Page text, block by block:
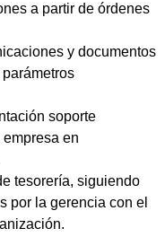
a partir de órdenes
y documentos
soporte
en
tesorería, siguiendo
por la gerencia con el